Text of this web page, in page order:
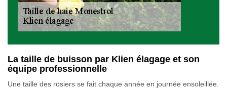
La taille de buisson par Klien élagage et son
équipe professionnelle
Une taille des rosiers se fait chaque année en journée ensoleillée.